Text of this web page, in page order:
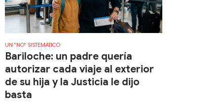
UN "NO" SISTEMÁTICO
Bariloche: un padre quería
autorizar cada viaje al exterior
de su hija y la Justicia le dijo
basta